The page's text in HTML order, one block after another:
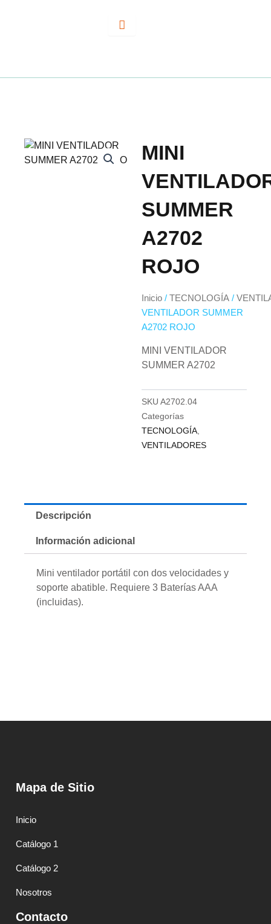
MINI
SUMMER
A2702
ROJO
Inicio / TECNOLOGÍA /
VENTILADOR SUMMER
A2702 ROJO
MINI VENTILADOR
SUMMER A2702
SKU A2702.04
Categorías
TECNOLOGÍA
VENTILADORES
Descripción
Información adicional
Mini ventilador portátil con dos velocidades y
soporte abatible. Requiere 3 Baterías AAA
(incluidas).
Mapa de Sitio
Inicio
Catálogo 1
Catálogo 2
Nosotros
Contacto